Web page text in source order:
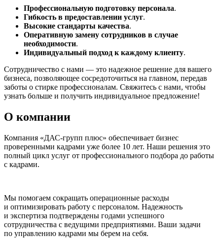
Профессиональную подготовку персонала.
Гибкость в предоставлении услуг.
Высокие стандарты качества.
Оперативную замену сотрудников в случае
необходимости.
Индивидуальный подход к каждому клиенту.
Сотрудничество с нами — это надежное решение для вашего
бизнеса, позволяющее сосредоточиться на главном, передав
заботы о стирке профессионалам. Свяжитесь с нами, чтобы
узнать больше и получить индивидуальное предложение!
О компании
Компания «ДАС-групп плюс» обеспечивает бизнес
проверенными кадрами уже более 10 лет. Наши решения это
полный цикл услуг от профессионального подбора до работы
с кадрами.
Мы помогаем сокращать операционные расходы
и оптимизировать работу с персоналом. Надежность
и экспертиза подтверждены годами успешного
сотрудничества с ведущими предприятиями. Ваши задачи
по управлению кадрами мы берем на себя.